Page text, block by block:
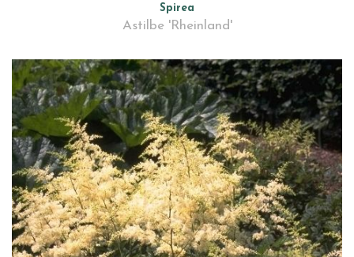
Spirea
Astilbe 'Rheinland'